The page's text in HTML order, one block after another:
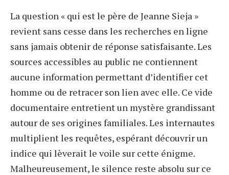
La question « qui est le père de Jeanne Sieja »
revient sans cesse dans les recherches en ligne
sans jamais obtenir de réponse satisfaisante. Les
sources accessibles au public ne contiennent
aucune information permettant d’identifier cet
homme ou de retracer son lien avec elle. Ce vide
documentaire entretient un mystère grandissant
autour de ses origines familiales. Les internautes
multiplient les requêtes, espérant découvrir un
indice qui lèverait le voile sur cette énigme.
Malheureusement, le silence reste absolu sur ce